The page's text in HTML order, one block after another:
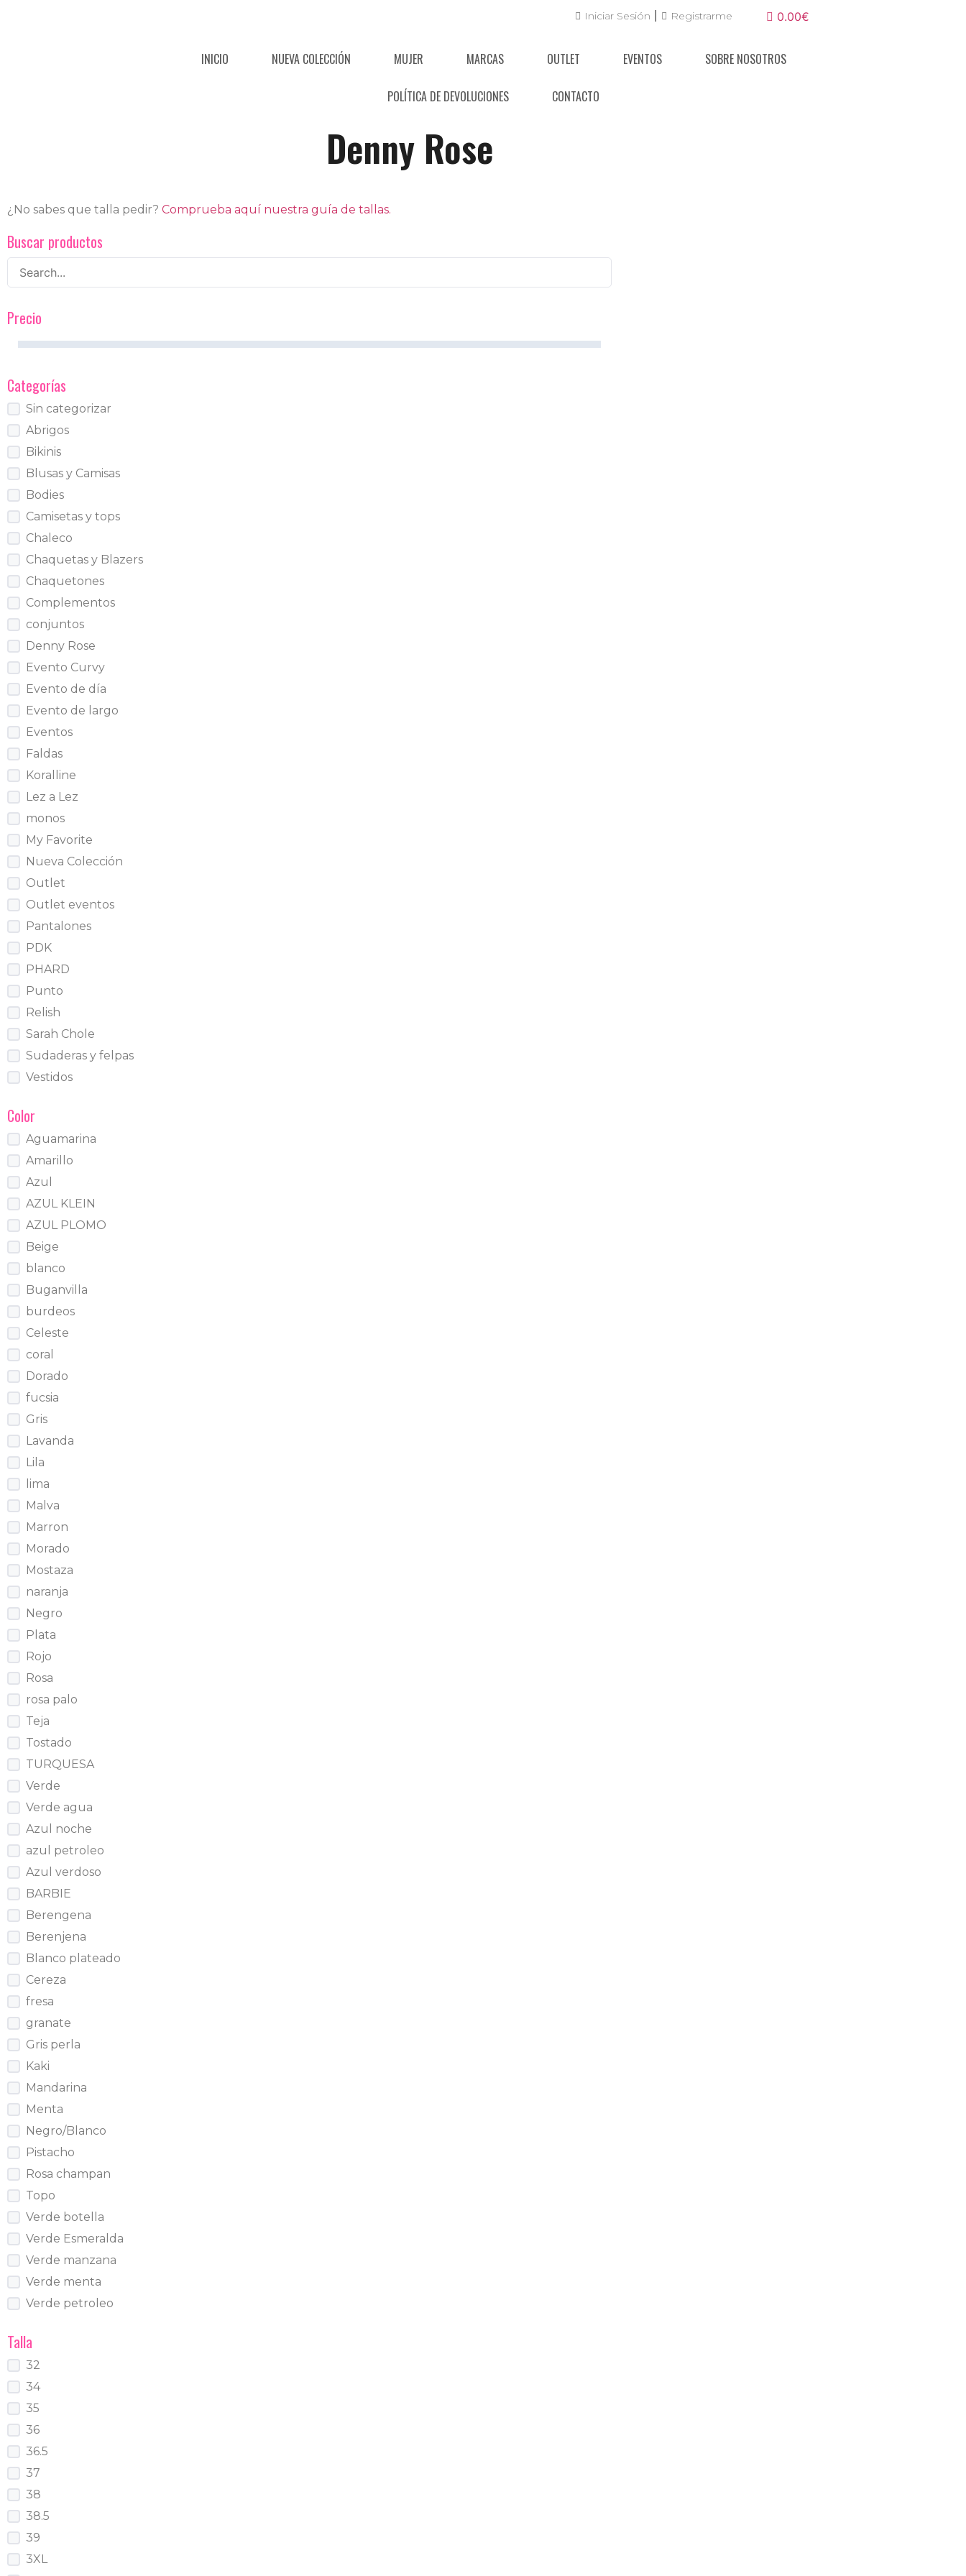
Iniciar Sesión Registrarme 0.00€
INICIO NUEVA COLECCIÓN MUJER MARCAS OUTLET EVENTOS SOBRE NOSOTROS
POLÍTICA DE DEVOLUCIONES CONTACTO
Denny Rose
¿No sabes que talla pedir? Comprueba aquí nuestra guía de tallas.
Buscar productos
Precio
Categorías
Sin categorizar
Abrigos
Bikinis
Blusas y Camisas
Bodies
Camisetas y tops
Chaleco
Chaquetas y Blazers
Chaquetones
Complementos
conjuntos
Denny Rose
Evento Curvy
Evento de día
Evento de largo
Eventos
Faldas
Koralline
Lez a Lez
monos
My Favorite
Nueva Colección
Outlet
Outlet eventos
Pantalones
PDK
PHARD
Punto
Relish
Sarah Chole
Sudaderas y felpas
Vestidos
Color
Aguamarina
Amarillo
Azul
AZUL KLEIN
AZUL PLOMO
Beige
blanco
Buganvilla
burdeos
Celeste
coral
Dorado
fucsia
Gris
Lavanda
Lila
lima
Malva
Marron
Morado
Mostaza
naranja
Negro
Plata
Rojo
Rosa
rosa palo
Teja
Tostado
TURQUESA
Verde
Verde agua
Azul noche
azul petroleo
Azul verdoso
BARBIE
Berengena
Berenjena
Blanco plateado
Cereza
fresa
granate
Gris perla
Kaki
Mandarina
Menta
Negro/Blanco
Pistacho
Rosa champan
Topo
Verde botella
Verde Esmeralda
Verde manzana
Verde menta
Verde petroleo
Talla
32
34
35
36
36.5
37
38
38.5
39
3XL